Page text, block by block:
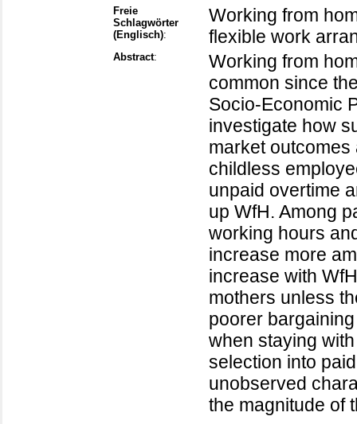
Freie
Schlagwörter
(Englisch):
Working from
flexible work
Abstract:
Working from
common since
Socio-Economic
investigate how
market outcomes
childless
unpaid overtime
up WfH. Among
working hours
increase more
increase with
mothers unless
poorer
when staying
selection into
unobserved
the magnitude of